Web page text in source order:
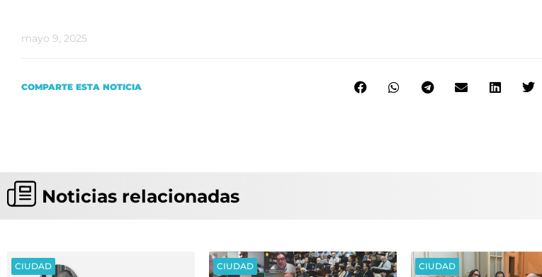
mayo 9, 2025
COMPARTE ESTA NOTICIA
Noticias relacionadas
CIUDAD CIUDAD CIUDAD